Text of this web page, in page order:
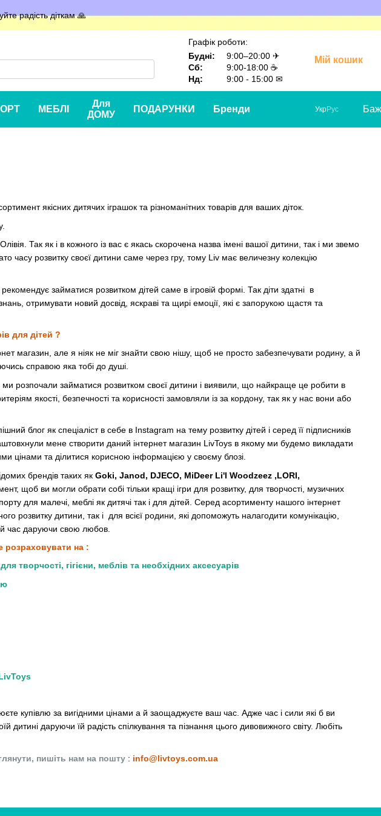
радість діткам 🙏
Графік роботи:
Будні:
9:00–20:00 ✈
Сб:
9:00-18:00 ☕
Нд:
9:00 - 15:00 ✉
Мій кошик
МЕБЛІ
Для
ДОМУ
ПОДАРУНКИ Бренди УкрРус
якісних дитячих іграшок та різноманітних товарів для ваших діток.
Так як і в кожного із вас є якась скорочена назва імені вашої дитини, так і ми звемо
часу розвитку своєї дитини саме через гру, тому Liv має величезну колекцію
займатися розвитком дітей саме в ігровій формі. Так діти здатні в
отримувати новий досвід, яскраві та щирі емоції, які є запорукою щастя та
для дітей ?
магазин, але я ніяк не міг знайти свою нішу, щоб не просто забезпечувати родину, а й
справою яка тобі до душі.
розпочали займатися розвитком своєї дитини і виявили, що найкраще це робити в
якості, безпечності та корисності замовляли із за кордону, так як у нас вони або
блог як спеціаліст в себе в Instagram на тему розвитку дітей і серед її підписників
мене створити даний інтернет магазин LivToys в якому ми будемо викладати
цінами та ділитися корисною інформацією у своєму блозі.
брендів таких як Goki, Janod, DJECO, MiDeer Li'l Woodzeez ,LORI,
щоб ви могли обрати собі тільки кращі ігри для розвитку, для творчості, музичних
для малечі, меблі як дитячі так і для дітей. Серед асортименту нашого інтернет
розвитку дитини, так і для всієї родини, які допоможуть налагодити комунікацію,
час даруючи свою любов.
розраховувати на :
творчості, гігієни, меблів та необхідних аксесуарів
купівлю за вигідними цінами а й заощаджуєте ваш час. Адже час і сили які б ви
даруючи їй радість спілкування та пізнання цього дивовижного світу. Любіть
пишіть нам на пошту : info@livtoys.com.ua